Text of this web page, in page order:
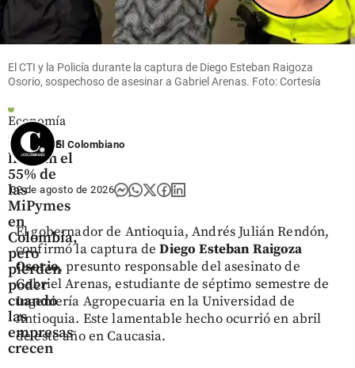
share
Economía
Mujeres
lideran el
55% de
las
MiPymes
en
Colombia,
pero
pierden
poder
cuando
las
empresas
crecen
El CTI y la Policía durante la captura de Diego Esteban Raigoza
Osorio, sospechoso de asesinar a Gabriel Arenas. Foto: Cortesía
El Colombiano
02 de agosto de 2026
El gobernador de Antioquia, Andrés Julián Rendón,
confirmó la captura deDiego Esteban Raigoza
Osorio, presunto responsable del asesinato de
Gabriel Arenas, estudiante de séptimo semestre de
Ingeniería Agropecuaria en la Universidad de
Antioquia. Este lamentable hecho ocurrió en abril
de este año en Caucasia.